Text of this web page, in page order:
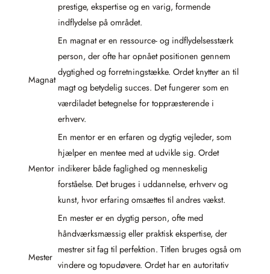
prestige, ekspertise og en varig, formende
indflydelse på området.
Magnat
En magnat er en ressource- og indflydelsesstærk
person, der ofte har opnået positionen gennem
dygtighed og forretningstække. Ordet knytter an til
magt og betydelig succes. Det fungerer som en
værdiladet betegnelse for toppræsterende i
erhverv.
Mentor
En mentor er en erfaren og dygtig vejleder, som
hjælper en mentee med at udvikle sig. Ordet
indikerer både faglighed og menneskelig
forståelse. Det bruges i uddannelse, erhverv og
kunst, hvor erfaring omsættes til andres vækst.
Mester
En mester er en dygtig person, ofte med
håndværksmæssig eller praktisk ekspertise, der
mestrer sit fag til perfektion. Titlen bruges også om
vindere og topudøvere. Ordet har en autoritativ